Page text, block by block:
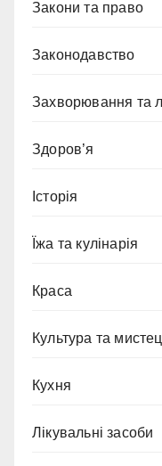
Закони та право
Законодавство
Захворювання та
Здоров’я
Історія
Їжа та кулінарія
Краса
Культура та
Кухня
Лікувальні засоби